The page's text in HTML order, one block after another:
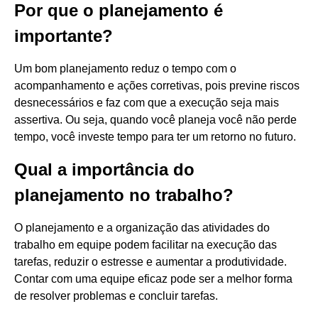
Por que o planejamento é
importante?
Um bom planejamento reduz o tempo com o
acompanhamento e ações corretivas, pois previne riscos
desnecessários e faz com que a execução seja mais
assertiva. Ou seja, quando você planeja você não perde
tempo, você investe tempo para ter um retorno no futuro.
Qual a importância do
planejamento no trabalho?
O planejamento e a organização das atividades do
trabalho em equipe podem facilitar na execução das
tarefas, reduzir o estresse e aumentar a produtividade.
Contar com uma equipe eficaz pode ser a melhor forma
de resolver problemas e concluir tarefas.